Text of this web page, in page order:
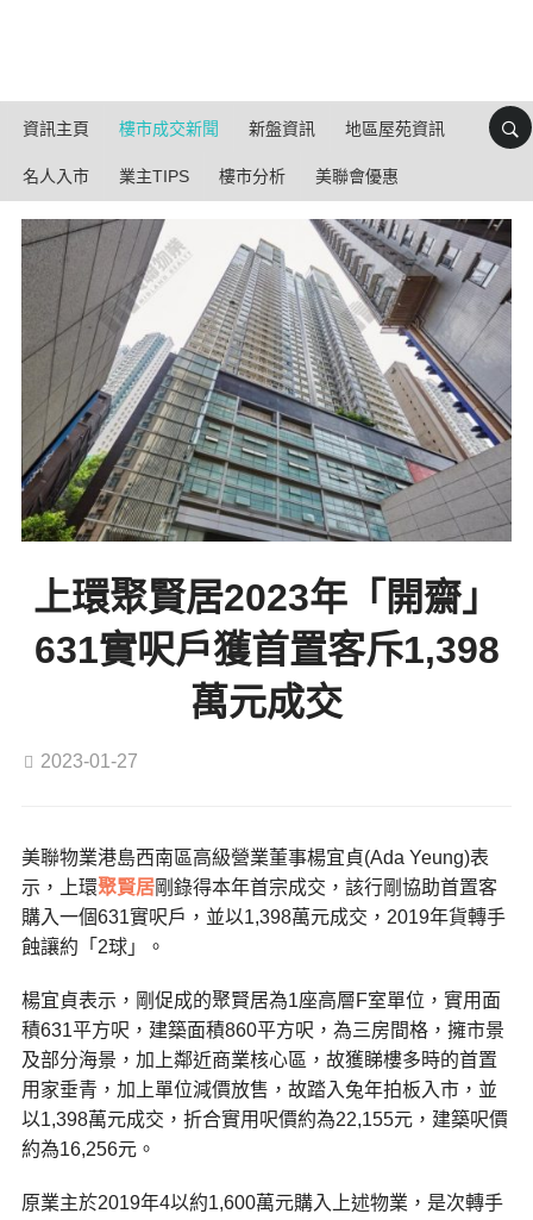
資訊主頁 樓市成交新聞 新盤資訊 地區屋苑資訊
名人入市 業主TIPS 樓市分析 美聯會優惠
上環聚賢居2023年「開齋」
631實呎戶獲首置客斥1,398
萬元成交
2023-01-27
美聯物業港島西南區高級營業董事楊宜貞(Ada Yeung)表
示，上環聚賢居剛錄得本年首宗成交，該行剛協助首置客
購入一個631實呎戶，並以1,398萬元成交，2019年貨轉手
蝕讓約「2球」。
楊宜貞表示，剛促成的聚賢居為1座高層F室單位，實用面
積631平方呎，建築面積860平方呎，為三房間格，擁市景
及部分海景，加上鄰近商業核心區，故獲睇樓多時的首置
用家垂青，加上單位減價放售，故踏入兔年拍板入市，並
以1,398萬元成交，折合實用呎價約為22,155元，建築呎價
約為16,256元。
原業主於2019年4以約1,600萬元購入上述物業，是次轉手